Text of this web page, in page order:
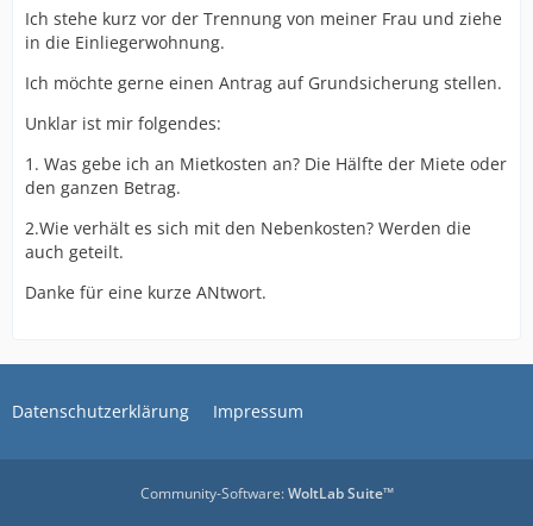
Ich stehe kurz vor der Trennung von meiner Frau und ziehe
in die Einliegerwohnung.
Ich möchte gerne einen Antrag auf Grundsicherung stellen.
Unklar ist mir folgendes:
1. Was gebe ich an Mietkosten an? Die Hälfte der Miete oder
den ganzen Betrag.
2.Wie verhält es sich mit den Nebenkosten? Werden die
auch geteilt.
Danke für eine kurze ANtwort.
Datenschutzerklärung Impressum
Community-Software:WoltLab Suite™